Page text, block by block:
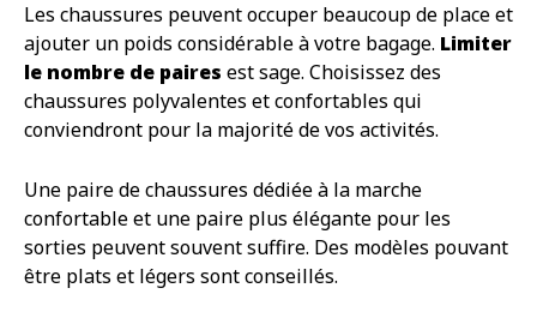
Les chaussures peuvent occuper beaucoup de place et
ajouter un poids considérable à votre bagage. Limiter
le nombre de paires est sage. Choisissez des
chaussures polyvalentes et confortables qui
conviendront pour la majorité de vos activités.
Une paire de chaussures dédiée à la marche
confortable et une paire plus élégante pour les
sorties peuvent souvent suffire. Des modèles pouvant
être plats et légers sont conseillés.